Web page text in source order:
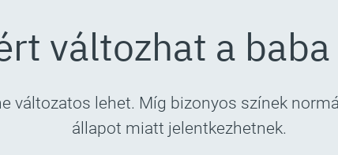
változhat a
változatos lehet. Míg bizonyos színek
állapot miatt jelentkezhetnek.